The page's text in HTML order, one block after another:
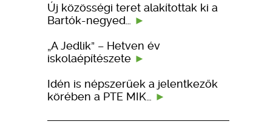
Új közösségi teret alakítottak ki a
Bartók-negyed…
„A Jedlik” – Hetven év
iskolaépítészete
Idén is népszerűek a jelentkezők
körében a PTE MIK…